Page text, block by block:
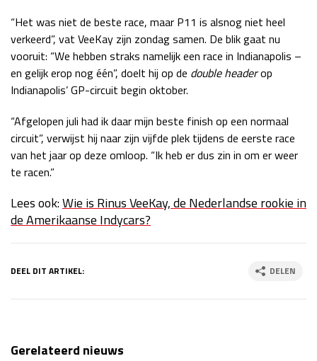
“Het was niet de beste race, maar P11 is alsnog niet heel
verkeerd”, vat VeeKay zijn zondag samen. De blik gaat nu
vooruit: “We hebben straks namelijk een race in Indianapolis –
en gelijk erop nog één”, doelt hij op de double headerop
Indianapolis’ GP-circuit begin oktober.
“Afgelopen juli had ik daar mijn beste finish op een normaal
circuit”, verwijst hij naar zijn vijfde plek tijdens de eerste race
van het jaar op deze omloop. “Ik heb er dus zin in om er weer
te racen.”
Lees ook:Wie is Rinus VeeKay, de Nederlandse rookie in
de Amerikaanse Indycars?
DEEL DIT ARTIKEL: DELEN
Gerelateerd nieuws